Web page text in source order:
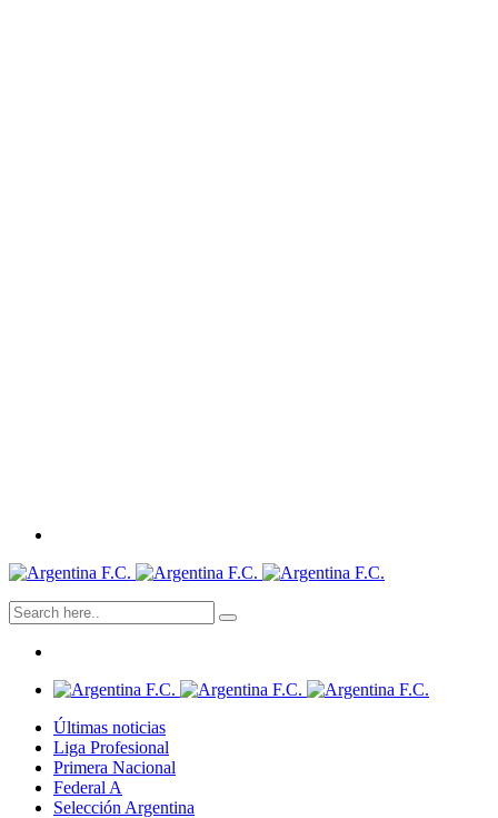
Últimas noticias
Liga Profesional
Primera Nacional
Federal A
Selección Argentina